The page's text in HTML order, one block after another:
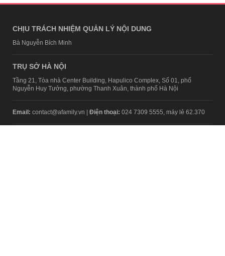
CHỊU TRÁCH NHIỆM QUẢN LÝ NỘI DUNG
Bà Nguyễn Bích Minh
TRỤ SỞ HÀ NỘI
Tầng 21, Tòa nhà Center Building, Hapulico Complex, Số 01, phố
Nguyễn Huy Tưởng, phường Thanh Xuân, thành phố Hà Nội
Email: contact@afamily.vn | Điện thoại: 024 7309 5555, máy lẻ 62.370